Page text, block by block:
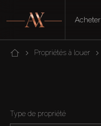
Acheter
Propriétés à louer
Type de propriété